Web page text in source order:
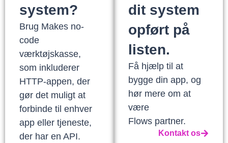
system?
Brug Makes no-
code
værktøjskasse,
som inkluderer
HTTP-appen, der
gør det muligt at
forbinde til enhver
app eller tjeneste,
der har en API.
dit system
opført på
listen.
Få hjælp til at
bygge din app, og
hør mere om at
være
Flows partner.
Kontakt os